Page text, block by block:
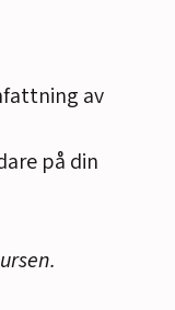
av
på din